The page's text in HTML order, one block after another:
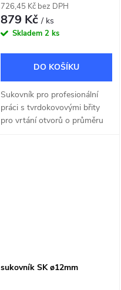
726,45 Kč bez DPH
879 Kč/ ks
Skladem 2 ks
DO KOŠÍKU
Sukovník pro profesionální
práci s tvrdokovovými břity
pro vrtání otvorů o průměru
sukovník SK ø12mm